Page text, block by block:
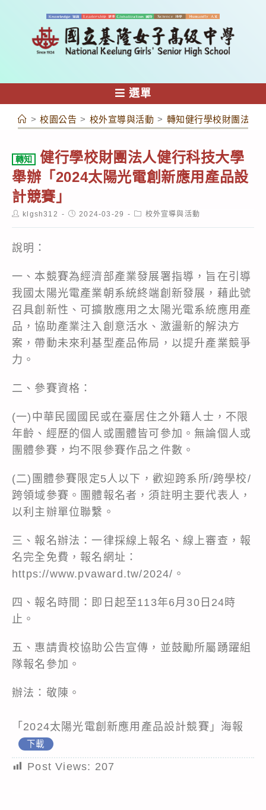
容
選單
> 校園公告 > 校外宣導與活動 > 轉知健行學校財團法人
轉知
健行學校財團法人健行科技大學
舉辦「2024太陽光電創新應用產品設
計競賽」
Postklgsh312
Post2024-03-29
Post校外宣導與活動
說明：
一、本競賽為經濟部產業發展署指導，旨在引導
我國太陽光電產業朝系統終端創新發展，藉此號
召具創新性、可擴散應用之太陽光電系統應用產
品，協助產業注入創意活水、激盪新的解決方
案，帶動未來利基型產品佈局，以提升產業競爭
力。
二、參賽資格：
(一)中華民國國民或在臺居住之外籍人士，不限
年齡、經歷的個人或團體皆可參加。無論個人或
團體參賽，均不限參賽作品之件數。
(二)團體參賽限定5人以下，歡迎跨系所/跨學校/
跨領域參賽。團體報名者，須註明主要代表人，
以利主辦單位聯繫。
三、報名辦法：一律採線上報名、線上審查，報
名完全免費，報名網址：
https://www.pvaward.tw/2024/。
四、報名時間：即日起至113年6月30日24時
止。
五、惠請貴校協助公告宣傳，並鼓勵所屬踴躍組
隊報名參加。
辦法：敬陳。
「2024太陽光電創新應用產品設計競賽」海報
下載
Post Views: 207